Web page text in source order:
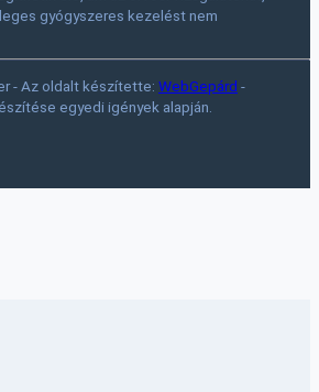
gyógyszeres kezelést nem
- Az oldalt készítette: WebGepárd -
egyedi igények alapján.